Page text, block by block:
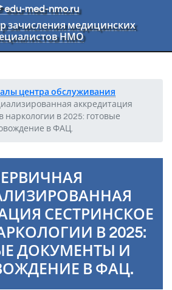
edu-med-nmo.ru
зачисления медицинских
НМО
центра обслуживания
аккредитация
наркологии в 2025: готовые
в ФАЦ.
СЕСТРИНСКОЕ
В 2025:
ДОКУМЕНТЫ И
В ФАЦ.